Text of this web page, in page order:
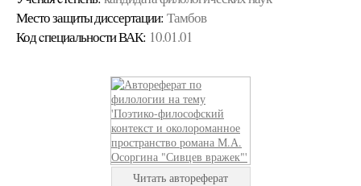
Место защиты диссертации: Тамбов
Код cпециальности ВАК: 10.01.01
Читать автореферат